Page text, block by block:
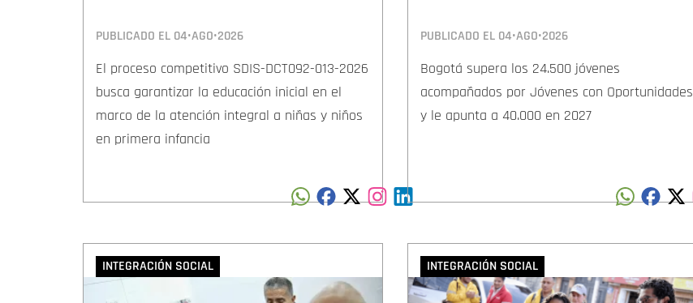
PUBLICADO EL 04•AGO•2026
El proceso competitivo SDIS-DCT092-013-2026
busca garantizar la educación inicial en el
marco de la atención integral a niñas y niños
en primera infancia
PUBLICADO EL 04•AGO•2026
Bogotá supera los 24.500 jóvenes
acompañados por Jóvenes con Oportunidades
y le apunta a 40.000 en 2027
INTEGRACIÓN SOCIAL INTEGRACIÓN SOCIAL